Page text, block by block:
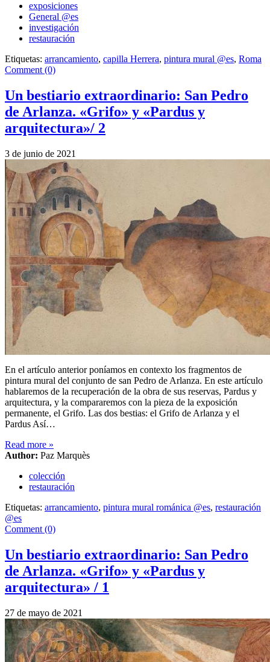
exposiciones
General @es
investigación
restauración
Etiquetas: arrancamiento, capilla Herrera, pintura mural @es, Roma
Comment (0)
Un bestiario extraordinario: San Pedro
de Arlanza. «Grifo» y «Pardus y
arquitectura»/ 2
3 de junio de 2021
En el artículo anterior poníamos en contexto los fragmentos de
pintura mural del conjunto de san Pedro de Arlanza. En este artículo
hablaremos de la recuperación de la obra de sus reservas, Pardus y
arquitectura, y la compararemos con la pieza de la exposición
permanente, el Grifo. Las dos bestias: el Grifo de Arlanza y el
Pardus Así…
Read more »
Author: Paz Marquès
colección
restauración
Etiquetas: arrancamiento, pintura mural románica @es, restauración
@es
Comment (0)
Un bestiario extraordinario: San Pedro
de Arlanza. «Grifo» y «Pardus y
arquitectura» / 1
27 de mayo de 2021